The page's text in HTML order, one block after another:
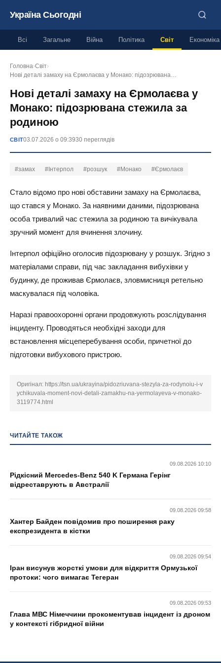
Україна Сьогодні
Всі Загальне Війна Політика Світ Економіка
Головна›Світ›
Нові деталі замаху на Єрмолаєва у Монако: підозрювана…
Нові деталі замаху на Єрмолаєва у
Монако: підозрювана стежила за
родиною
СВІТ03.07.2026 о 09:3930 переглядів
#замах #Інтерпол #розшук #Монако #Єрмолаєв
Стало відомо про нові обставини замаху на Єрмолаєва,
що стався у Монако. За наявними даними, підозрювана
особа тривалий час стежила за родиною та вичікувала
зручний момент для вчинення злочину.
Інтерпол офіційно оголосив підозрювану у розшук. Згідно з
матеріалами справи, під час закладання вибухівки у
будинку, де проживав Єрмолаєв, зловмисниця ретельно
маскувалася під чоловіка.
Наразі правоохоронні органи продовжують розслідування
інциденту. Проводяться необхідні заходи для
встановлення місцеперебування особи, причетної до
підготовки вибухового пристрою.
Оригінал: https://tsn.ua/ukrayina/pidozriuvana-stezyla-za-rodynoiu-i-v
ychikuvala-moment-novi-detali-zamakhu-na-yermolayeva-v-monako-
3119774.html
ЧИТАЙТЕ ТАКОЖ
09.08.2026 10:10
Рідкісний Mercedes-Benz 540 K Германа Герінг
відреставрують в Австралії
09.08.2026 09:58
Хантер Байден повідомив про поширення раку
експрезидента в кістки
09.08.2026 09:54
Іран висунув жорсткі умови для відкриття Ормузької
протоки: чого вимагає Тегеран
09.08.2026 09:53
Глава МВС Німеччини прокоментував інцидент із дроном
у контексті гібридної війни